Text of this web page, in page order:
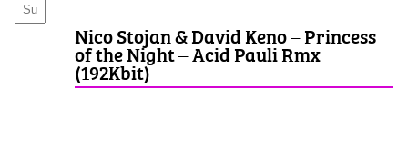
Nico Stojan & David Keno – Princess
of the Night – Acid Pauli Rmx
(192Kbit)